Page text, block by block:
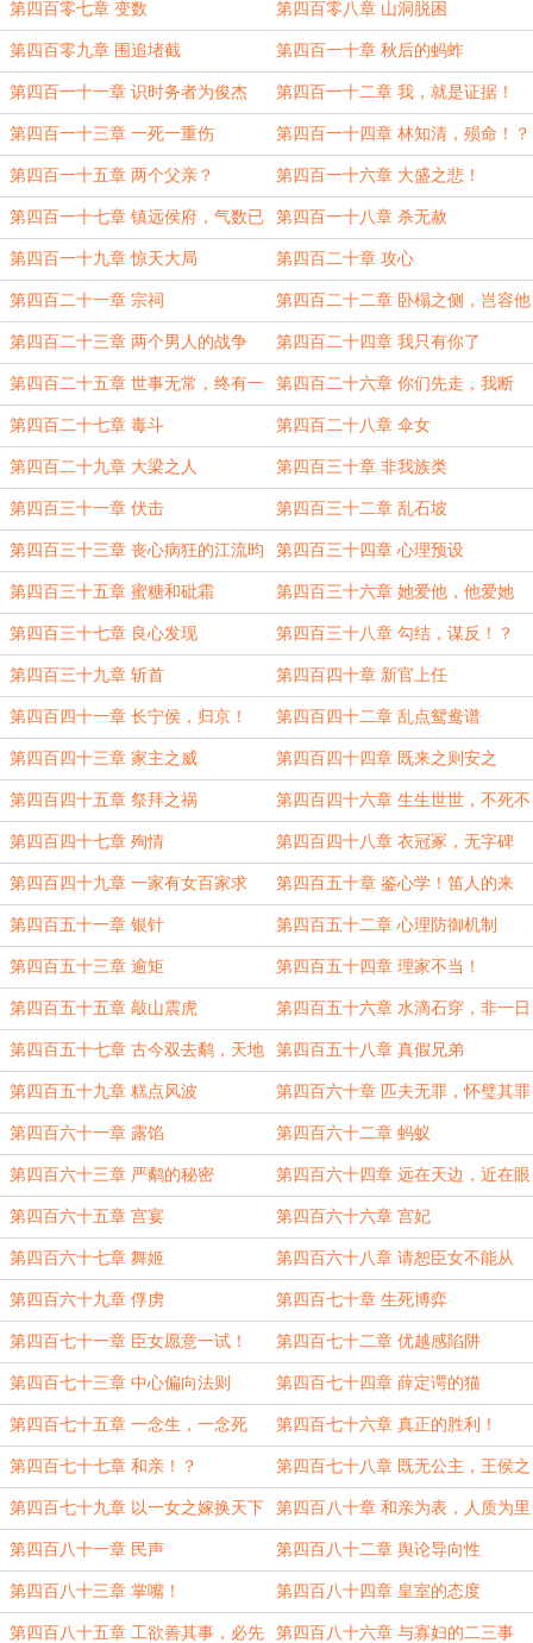
第四百零七章 变数 第四百零八章 山洞脱困
第四百零九章 围追堵截 第四百一十章 秋后的蚂蚱
第四百一十一章 识时务者为俊杰 第四百一十二章 我，就是证据！
第四百一十三章 一死一重伤 第四百一十四章 林知清，殒命！？
第四百一十五章 两个父亲？ 第四百一十六章 大盛之悲！
第四百一十七章 镇远侯府，气数已
尽！
第四百一十八章 杀无赦
第四百一十九章 惊天大局 第四百二十章 攻心
第四百二十一章 宗祠 第四百二十二章 卧榻之侧，岂容他
人鼾睡？
第四百二十三章 两个男人的战争 第四百二十四章 我只有你了
第四百二十五章 世事无常，终有一
战
第四百二十六章 你们先走，我断
后！
第四百二十七章 毒斗 第四百二十八章 伞女
第四百二十九章 大梁之人 第四百三十章 非我族类
第四百三十一章 伏击 第四百三十二章 乱石坡
第四百三十三章 丧心病狂的江流昀 第四百三十四章 心理预设
第四百三十五章 蜜糖和砒霜 第四百三十六章 她爱他，他爱她
第四百三十七章 良心发现 第四百三十八章 勾结，谋反！？
第四百三十九章 斩首 第四百四十章 新官上任
第四百四十一章 长宁侯，归京！ 第四百四十二章 乱点鸳鸯谱
第四百四十三章 家主之威 第四百四十四章 既来之则安之
第四百四十五章 祭拜之祸 第四百四十六章 生生世世，不死不
休！
第四百四十七章 殉情 第四百四十八章 衣冠冢，无字碑
第四百四十九章 一家有女百家求 第四百五十章 鉴心学！笛人的来
历！
第四百五十一章 银针 第四百五十二章 心理防御机制
第四百五十三章 逾矩 第四百五十四章 理家不当！
第四百五十五章 敲山震虎 第四百五十六章 水滴石穿，非一日
之功
第四百五十七章 古今双去鹬，天地
一轻航
第四百五十八章 真假兄弟
第四百五十九章 糕点风波 第四百六十章 匹夫无罪，怀璧其罪
第四百六十一章 露馅 第四百六十二章 蚂蚁
第四百六十三章 严鹬的秘密 第四百六十四章 远在天边，近在眼
前
第四百六十五章 宫宴 第四百六十六章 宫妃
第四百六十七章 舞姬 第四百六十八章 请恕臣女不能从
命！
第四百六十九章 俘虏 第四百七十章 生死博弈
第四百七十一章 臣女愿意一试！ 第四百七十二章 优越感陷阱
第四百七十三章 中心偏向法则 第四百七十四章 薛定谔的猫
第四百七十五章 一念生，一念死 第四百七十六章 真正的胜利！
第四百七十七章 和亲！？ 第四百七十八章 既无公主，王侯之
女亦可！
第四百七十九章 以一女之嫁换天下
太平！
第四百八十章 和亲为表，人质为里
第四百八十一章 民声 第四百八十二章 舆论导向性
第四百八十三章 掌嘴！ 第四百八十四章 皇室的态度
第四百八十五章 工欲善其事，必先 第四百八十六章 与寡妇的二三事